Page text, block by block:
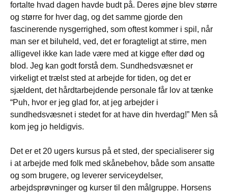
fortalte hvad dagen havde budt på. Deres øjne blev større
og større for hver dag, og det samme gjorde den
fascinerende nysgerrighed, som oftest kommer i spil, når
man ser et biluheld, ved, det er foragteligt at stirre, men
alligevel ikke kan lade være med at kigge efter død og
blod. Jeg kan godt forstå dem. Sundhedsvæsnet er
virkeligt et trælst sted at arbejde for tiden, og det er
sjældent, det hårdtarbejdende personale får lov at tænke
“Puh, hvor er jeg glad for, at jeg arbejder i
sundhedsvæsnet i stedet for at have din hverdag!” Men så
kom jeg jo heldigvis.
Det er et 20 ugers kursus på et sted, der specialiserer sig
i at arbejde med folk med skånebehov, både som ansatte
og som brugere, og leverer serviceydelser,
arbejdsprøvninger og kurser til den målgruppe. Horsens